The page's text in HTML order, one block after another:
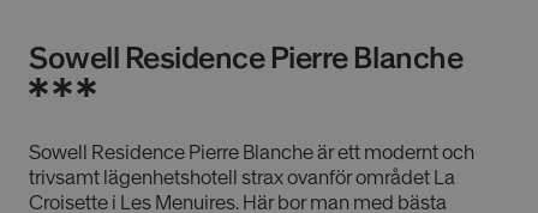
Sowell Residence Pierre Blanche
Sowell Residence Pierre Blanche är ett modernt och
trivsamt lägenhetshotell strax ovanför området La
Croisette i Les Menuires. Här bor man med bästa